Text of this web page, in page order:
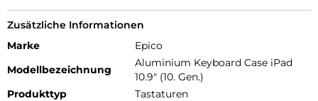
Zusätzliche Informationen
Marke
Epico
Modellbezeichnung
Aluminium Keyboard Case iPad
10.9" (10. Gen.)
Produkttyp
Tastaturen